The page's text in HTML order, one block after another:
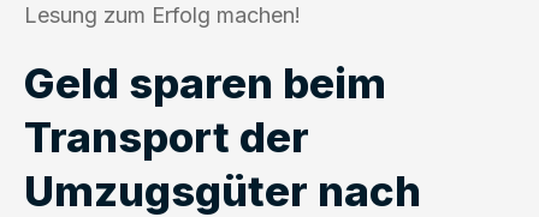
Lesung zum Erfolg machen!
Geld sparen beim
Transport der
Umzugsgüter nach